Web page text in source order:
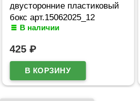
двусторонние пластиковый
бокс арт.15062025_12
В наличии
425 ₽